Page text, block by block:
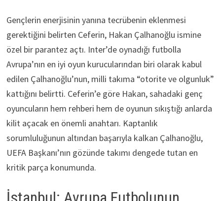
Gençlerin enerjisinin yanına tecrübenin eklenmesi
gerektiğini belirten Ceferin, Hakan Çalhanoğlu ismine
özel bir parantez açtı. Inter’de oynadığı futbolla
Avrupa’nın en iyi oyun kurucularından biri olarak kabul
edilen Çalhanoğlu’nun, milli takıma “otorite ve olgunluk”
kattığını belirtti. Ceferin’e göre Hakan, sahadaki genç
oyuncuların hem rehberi hem de oyunun sıkıştığı anlarda
kilit açacak en önemli anahtarı. Kaptanlık
sorumluluğunun altından başarıyla kalkan Çalhanoğlu,
UEFA Başkanı’nın gözünde takımı dengede tutan en
kritik parça konumunda.